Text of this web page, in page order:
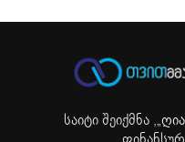
საიტი შეიქმნა ,